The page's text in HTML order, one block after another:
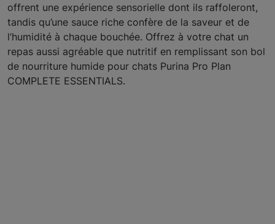
offrent une expérience sensorielle dont ils raffoleront,
tandis qu’une sauce riche confère de la saveur et de
l’humidité à chaque bouchée. Offrez à votre chat un
repas aussi agréable que nutritif en remplissant son bol
de nourriture humide pour chats Purina Pro Plan
COMPLETE ESSENTIALS.